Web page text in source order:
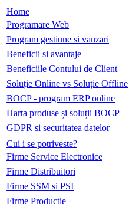
Home
Programare Web
Program gestiune si vanzari
Beneficii si avantaje
Beneficiile Contului de Client
Soluție Online vs Soluție Offline
BOCP - program ERP online
Harta produse și soluții BOCP
GDPR si securitatea datelor
Cui i se potriveste?
Firme Service Electronice
Firme Distribuitori
Firme SSM si PSI
Firme Productie